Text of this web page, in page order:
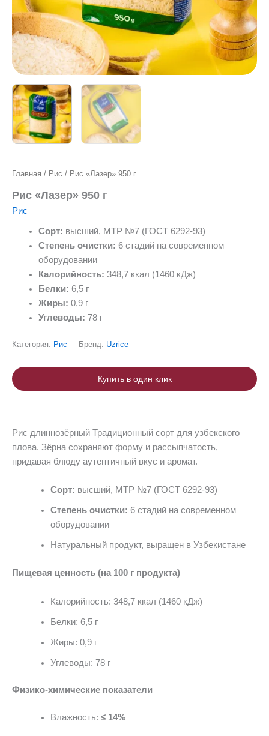
Главная / Рис / Рис «Лазер» 950 г
Рис «Лазер» 950 г
Рис
Сорт: высший, МТР №7 (ГОСТ 6292-93)
Степень очистки: 6 стадий на современном
оборудовании
Калорийность: 348,7 ккал (1460 кДж)
Белки: 6,5 г
Жиры: 0,9 г
Углеводы: 78 г
Категория: Рис Бренд: Uzrice
Купить в один клик
Рис длиннозёрный Традиционный сорт для узбекского
плова. Зёрна сохраняют форму и рассыпчатость,
придавая блюду аутентичный вкус и аромат.
Сорт: высший, МТР №7 (ГОСТ 6292-93)
Степень очистки: 6 стадий на современном
оборудовании
Натуральный продукт, выращен в Узбекистане
Пищевая ценность (на 100 г продукта)
Калорийность: 348,7 ккал (1460 кДж)
Белки: 6,5 г
Жиры: 0,9 г
Углеводы: 78 г
Физико-химические показатели
Влажность: ≤ 14%